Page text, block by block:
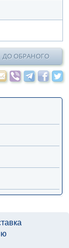
ДО ОБРАНОГО